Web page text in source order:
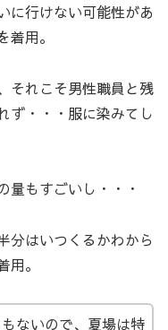
に行けない可能性があ
用。
それこそ男性職員と残
ず・・・服に染みてし
量もすごいし・・・
分はいつくるかわから
用。
ないので、夏場は特